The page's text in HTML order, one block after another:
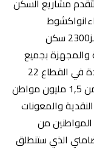
مشاريع السكن
وازويرات، من خلال العمل على تشييد ما يناهز2300 سكن
والمجهزة بجميع
الخدمات والتي كان آخرها مشروع حياة جديدة في القطاع 22
بالترحيل بمقاطعة الرياض. وزيادة على أكثر من 1,5 مليون مواطن
والمعونات
المواطنين من
الذي ستنطلق